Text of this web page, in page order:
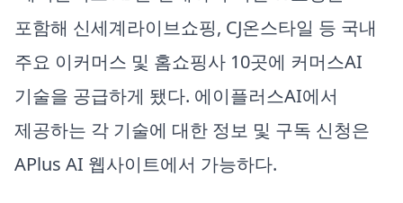
포함해 신세계라이브쇼핑, CJ온스타일 등 국내
주요 이커머스 및 홈쇼핑사 10곳에 커머스AI
기술을 공급하게 됐다. 에이플러스AI에서
제공하는 각 기술에 대한 정보 및 구독 신청은
APlus AI 웹사이트에서 가능하다.